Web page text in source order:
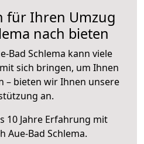
für Ihren Umzug
nach bieten
Bad Schlema kann viele
sich bringen, um Ihnen
– bieten wir Ihnen unsere
an.
10 Jahre Erfahrung mit
Aue-Bad Schlema.